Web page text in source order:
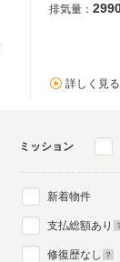
排気量：
詳しく見る
ミッション
新着物件
支払総額あり
修復歴なし